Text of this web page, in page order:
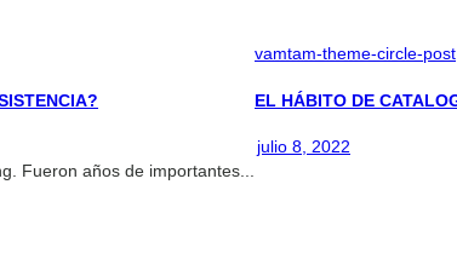
Fueron años de importantes...
vamtam-theme-circle-post
EL HÁBITO DE
julio 8, 2022